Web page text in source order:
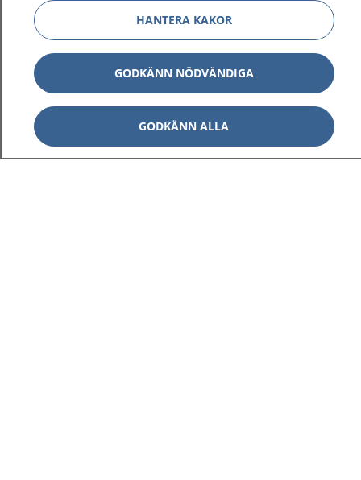
HANTERA KAKOR
GODKÄNN NÖDVÄNDIGA
GODKÄNN ALLA